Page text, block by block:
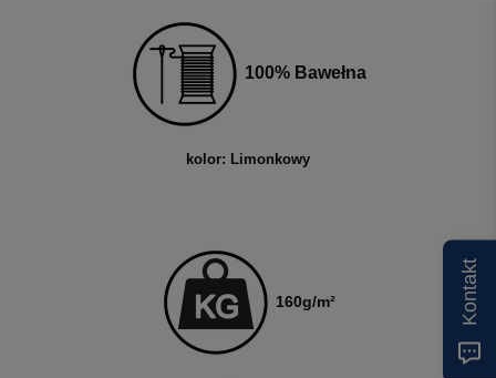
100% Bawełna
kolor: Limonkowy
160g/m² Kontakt